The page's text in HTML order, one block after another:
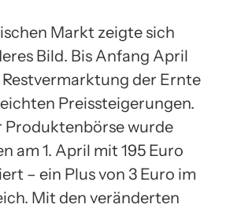
Markt zeigte sich
Bild. Bis Anfang April
Restvermarktung der Ernte
Preissteigerungen.
Produktenbörse wurde
am 1. April mit 195 Euro
– ein Plus von 3 Euro im
Mit den veränderten